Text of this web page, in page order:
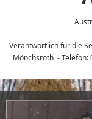
Verantwortlich für die
Mönchsroth- Telefon: